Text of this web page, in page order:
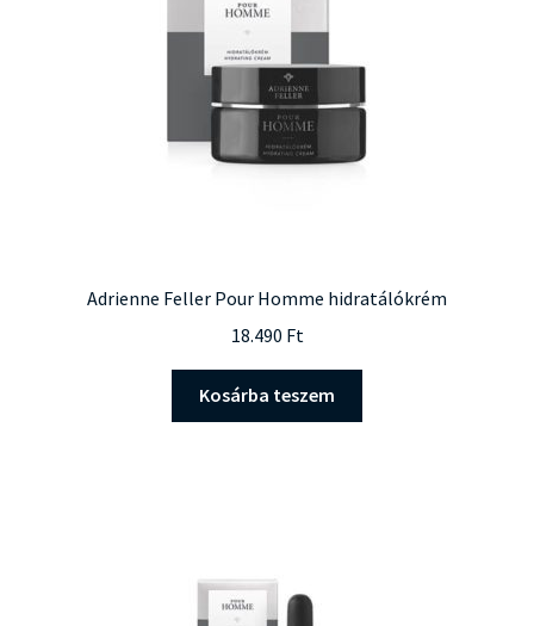
Adrienne Feller Pour Homme hidratálókrém
18.490 Ft
Kosárba teszem